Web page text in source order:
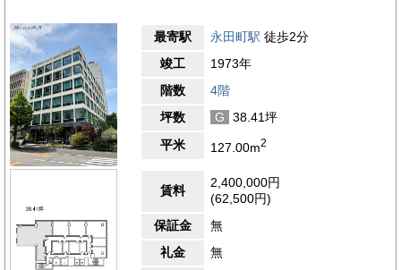
駅からの距離
設備
耐震性
エントランス
最寄駅 永田町駅 徒歩2分
竣工
1973年
階数
4階
坪数
G
38.41坪
平米
127.00m2
賃料
2,400,000円
(62,500円)
保証金
無
礼金
無